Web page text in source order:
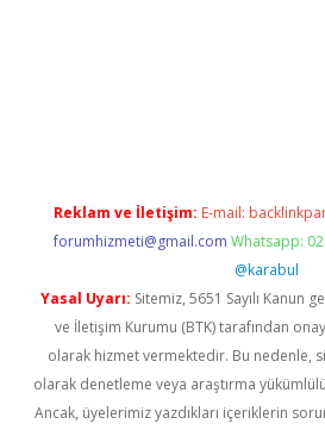
Reklam ve İletişim: E-mail:
forumhizmeti@gmail.com Whatsapp:
@karabul
Yasal Uyarı: Sitemiz, 5651 Sayılı Kanun
ve İletişim Kurumu (BTK) tarafından
olarak hizmet vermektedir. Bu nedenle,
olarak denetleme veya araştırma
Ancak, üyelerimiz yazdıkları içeriklerin